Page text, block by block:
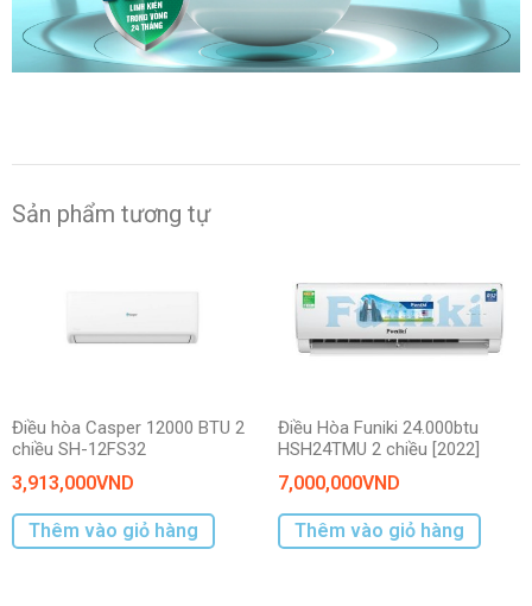
Sản phẩm tương tự
Điều hòa Casper 12000 BTU 2
chiều SH-12FS32
3,913,000VND
Thêm vào giỏ hàng
Điều Hòa Funiki 24.000btu
HSH24TMU 2 chiều [2022]
7,000,000VND
Thêm vào giỏ hàng